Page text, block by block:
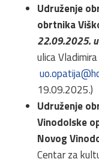
Udruženje
obrtnika
22.09.2025.
ulica
19.09.2025.)
Udruženje
Vinodolske
Novog
Centar za